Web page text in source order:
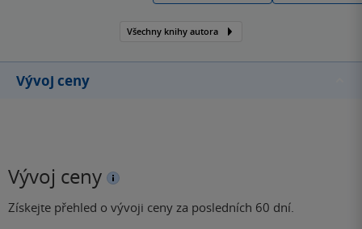
Užíval si ji natolik, že se
studijní léta…
Všechny knihy autora
Vývoj ceny
Vývoj ceny
Získejte přehled o vývoji ceny za posledních 60 dní.